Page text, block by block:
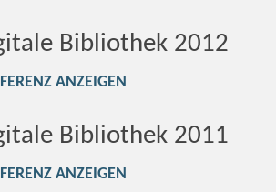
Bibliothek 2012
ANZEIGEN
Bibliothek 2011
ANZEIGEN